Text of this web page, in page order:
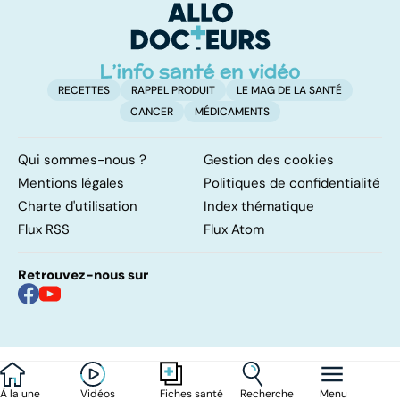
À la une Vidéos Fiches santé Recherche Menu
RECETTES RAPPEL PRODUIT
LE MAG DE LA SANTÉ
CANCER
MÉDICAMENTS
Qui sommes-nous ?
Gestion des cookies
Mentions légales
Politiques de confidentialité
Charte d'utilisation
Index thématique
Flux RSS
Flux Atom
Retrouvez-nous sur